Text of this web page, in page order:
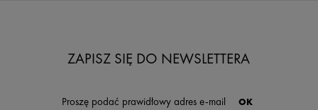
ZAPISZ SIĘ DO NEWSLETTERA